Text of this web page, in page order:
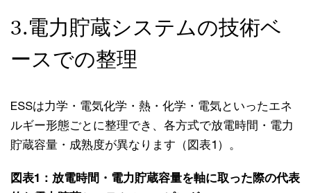
3.電力貯蔵システムの技術ベ
ースでの整理
ESSは力学・電気化学・熱・化学・電気といったエネ
ルギー形態ごとに整理でき、各方式で放電時間・電力
貯蔵容量・成熟度が異なります（図表1）。
図表1：放電時間・電力貯蔵容量を軸に取った際の代表